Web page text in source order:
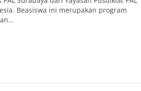
Beasiswa ini merupakan program